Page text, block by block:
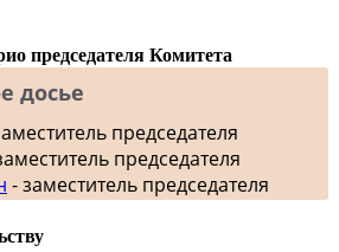
председателя Комитета
досье
председателя
председателя
- заместитель председателя